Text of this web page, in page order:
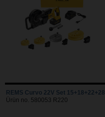
REMS Curvo 22V Set 15+18+22+28
Ürün no. 580053 R220